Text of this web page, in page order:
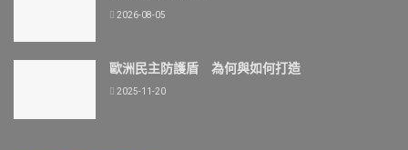
2026-08-05
歐洲民主防護盾 為何與如何打造
2025-11-20